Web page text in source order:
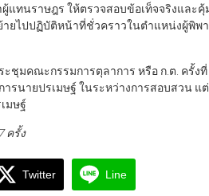
แทนราษฎร ให้ตรวจสอบข้อเท็จจริงและ
ายไปปฏิบัติหน้าที่ชั่วคราวในตำแหน่งผู้พิ
ะชุมคณะกรรมการตุลาการ หรือ ก.ต. ครั้
รนายปรเมษฐ์ ในระหว่างการสอบสวน
มษฐ์
ครั้ง
Twitter Line